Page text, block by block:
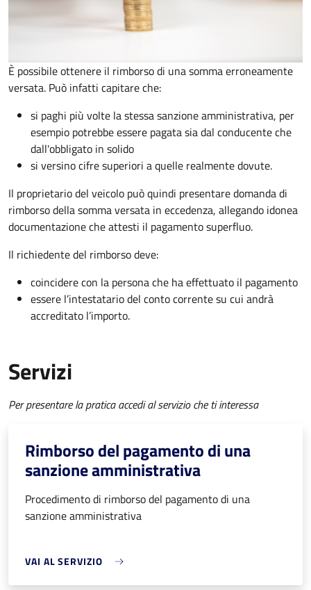
È possibile ottenere il rimborso di una somma erroneamente
versata. Può infatti capitare che:
si paghi più volte la stessa sanzione amministrativa, per
esempio potrebbe essere pagata sia dal conducente che
dall'obbligato in solido
si versino cifre superiori a quelle realmente dovute.
Il proprietario del veicolo può quindi presentare domanda di
rimborso della somma versata in eccedenza, allegando idonea
documentazione che attesti il pagamento superfluo.
Il richiedente del rimborso deve:
coincidere con la persona che ha effettuato il pagamento
essere l’intestatario del conto corrente su cui andrà
accreditato l’importo.
Servizi
Per presentare la pratica accedi al servizio che ti interessa
Rimborso del pagamento di una
sanzione amministrativa
Procedimento di rimborso del pagamento di una
sanzione amministrativa
VAI AL SERVIZIO